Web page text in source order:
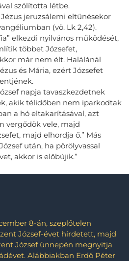
szólította létbe.
jeruzsálemi eltűnésekor
(vö. Lk 2,42).
elkezdi nyilvános működését,
többet Józsefet,
már nem élt. Halálánál
és Mária, ezért Józsefet
napja tavaszkezdetnek
akik télidőben nem iparkodtak
a hó eltakarításával, azt
vergődök vele, majd
majd elhordja ő.” Más
után, ha pörölyvassal
akkor is előbújik.”
8-án, szeplőtelen
József-évet hirdetett, majd
József ünnepén megnyitja
Alábbiakban Erdő Péter